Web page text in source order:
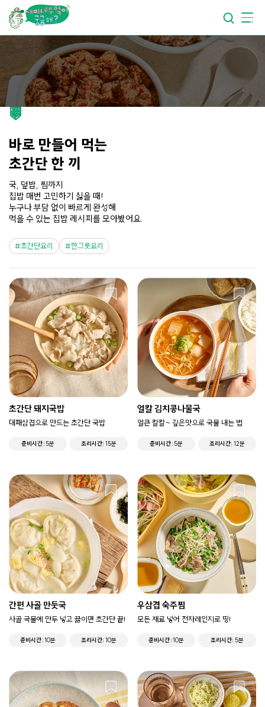
요리가건강해지는 부엌
요리가쉬워지는부엌
바로 만들어 먹는
초간단 한 끼
국, 덮밥, 찜까지
집밥 매번 고민하기 싫을 때!
누구나 부담 없이 빠르게 완성해
먹을 수 있는 집밥 레시피를 모아봤어요.
초간단요리 한그릇요리
초간단 돼지국밥
대패삼겹으로 만드는 초간단 국밥
준비시간 5분 조리시간 15분
얼칼 김치콩나물국
얼큰 칼칼~ 깊은맛으로 국물 내는 법
준비시간 5분 조리시간 12분
간편 사골 만둣국
사골 국물에 만두 넣고 끓이면 초간단 끝!
준비시간 10분 조리시간 10분
우삼겹 숙주찜
모든 재료 넣어 전자레인지로 띵!
준비시간 10분 조리시간 5분